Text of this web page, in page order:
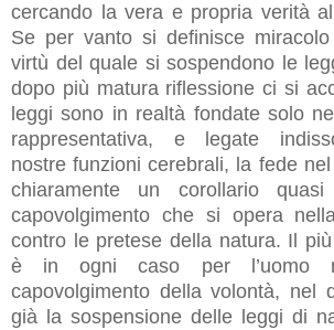
cercando la vera e propria verità
Se per vanto si definisce
virtù del quale si sospendono le
dopo più matura riflessione ci si
leggi sono in realtà fondate solo
rappresentativa, e legate
nostre funzioni cerebrali, la fede
chiaramente un corollario quasi
capovolgimento che si opera
contro le pretese della natura. Il
è in ogni caso per l’uomo
capovolgimento della volontà, nel
già la sospensione delle leggi di